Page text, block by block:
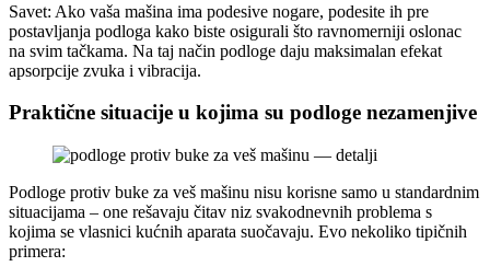
Savet: Ako vaša mašina ima podesive nogare, podesite ih pre
postavljanja podloga kako biste osigurali što ravnomerniji oslonac
na svim tačkama. Na taj način podloge daju maksimalan efekat
apsorpcije zvuka i vibracija.
Praktične situacije u kojima su podloge nezamenjive
Podloge protiv buke za veš mašinu nisu korisne samo u standardnim
situacijama – one rešavaju čitav niz svakodnevnih problema s
kojima se vlasnici kućnih aparata suočavaju. Evo nekoliko tipičnih
primera: